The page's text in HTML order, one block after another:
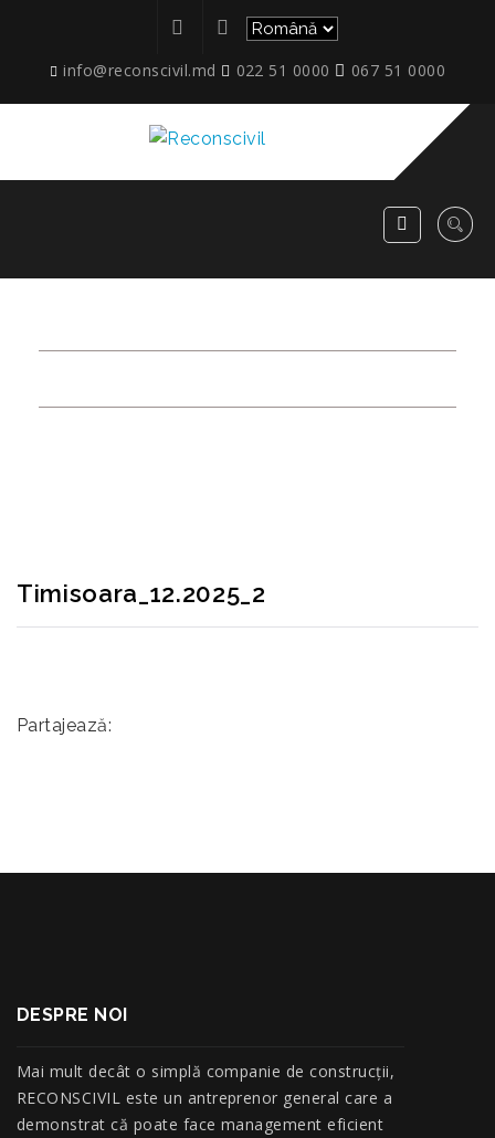
info@reconscivil.md 022 51 0000 067 51 0000
Timisoara_12.2025_2
Partajează:
DESPRE NOI
Mai mult decât o simplă companie de construcţii,
RECONSCIVIL este un antreprenor general care a
demonstrat că poate face management eficient